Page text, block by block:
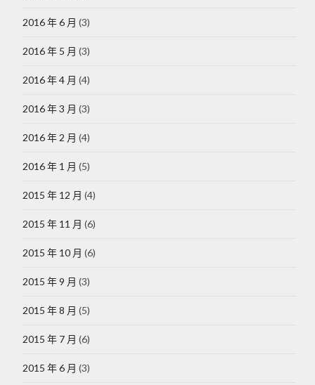
2016 年 6 月 (3)
2016 年 5 月 (3)
2016 年 4 月 (4)
2016 年 3 月 (3)
2016 年 2 月 (4)
2016 年 1 月 (5)
2015 年 12 月 (4)
2015 年 11 月 (6)
2015 年 10 月 (6)
2015 年 9 月 (3)
2015 年 8 月 (5)
2015 年 7 月 (6)
2015 年 6 月 (3)